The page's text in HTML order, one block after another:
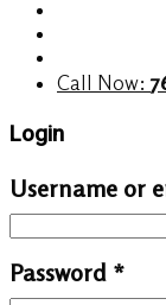
Call Now:
Login
Username or
Password *